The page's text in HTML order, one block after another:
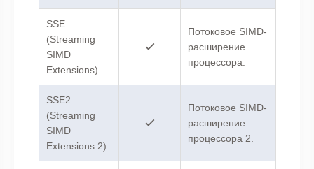
SSE
(Streaming
SIMD
Extensions)
Потоковое SIMD-
расширение
процессора.
SSE2
(Streaming
SIMD
Extensions 2)
Потоковое SIMD-
расширение
процессора 2.